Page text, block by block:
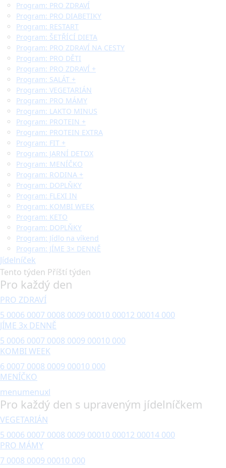
Program: PRO ZDRAVÍ
Program: PRO DIABETIKY
Program: RESTART
Program: ŠETŘÍCÍ DIETA
Program: PRO ZDRAVÍ NA CESTY
Program: PRO DĚTI
Program: PRO ZDRAVÍ +
Program: SALÁT +
Program: VEGETARIÁN
Program: PRO MÁMY
Program: LAKTO MINUS
Program: PROTEIN +
Program: PROTEIN EXTRA
Program: FIT +
Program: JARNÍ DETOX
Program: MENÍČKO
Program: RODINA +
Program: DOPLŇKY
Program: FLEXI IN
Program: KOMBI WEEK
Program: KETO
Program: DOPLŇKY
Program: Jídlo na víkend
Program: JÍME 3× DENNĚ
Jídelníček
Tento týden Příští týden
Pro každý den
PRO ZDRAVÍ
5 0006 0007 0008 0009 00010 00012 00014 000
JÍME 3x DENNĚ
5 0006 0007 0008 0009 00010 000
KOMBI WEEK
6 0007 0008 0009 00010 000
MENÍČKO
menumenuxl
Pro každý den s upraveným jídelníčkem
VEGETARIÁN
5 0006 0007 0008 0009 00010 00012 00014 000
PRO MÁMY
7 0008 0009 00010 000